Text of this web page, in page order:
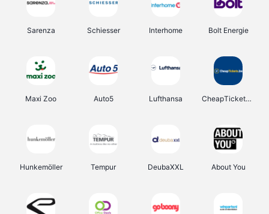
Sarenza Schiesser Interhome Bolt Energie
Maxi Zoo Auto5 Lufthansa CheapTickets.be
Hunkemöller Tempur DeubaXXL About You